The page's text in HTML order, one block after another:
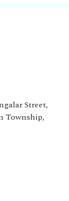
Street,
Township,